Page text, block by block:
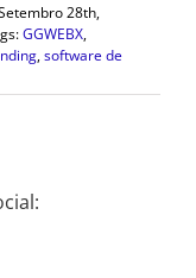
28th,
GGWEBX,
,software de